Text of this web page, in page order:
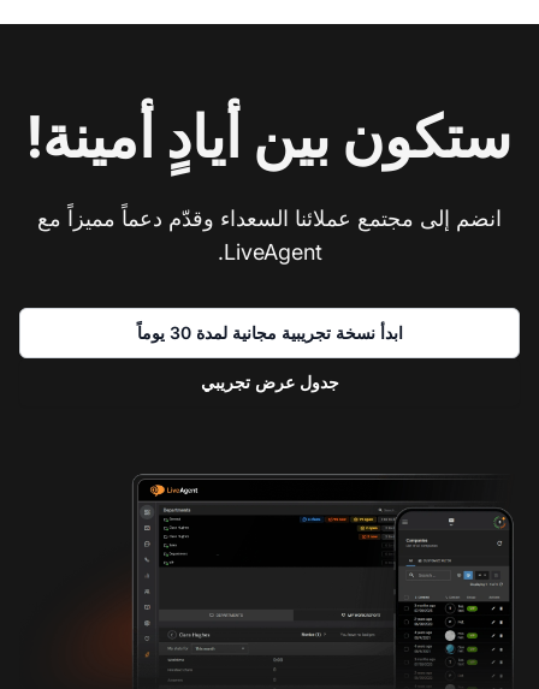
ستكون بين أيادٍ أمينة!
انضم إلى مجتمع عملائنا السعداء وقدّم دعماً مميزاً مع
LiveAgent.
ابدأ نسخة تجريبية مجانية لمدة 30 يوماً
جدول عرض تجريبي